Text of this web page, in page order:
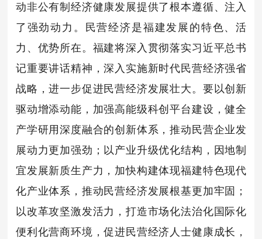
动非公有制经济健康发展提供了根本遵循、注入
了强劲动力。民营经济是福建发展的特色、活
力、优势所在。福建将深入贯彻落实习近平总书
记重要讲话精神，深入实施新时代民营经济强省
战略，进一步促进民营经济发展壮大。要以创新
驱动增添动能，加强高能级科创平台建设，健全
产学研用深度融合的创新体系，推动民营企业发
展动力更加强劲；以产业升级优化结构，因地制
宜发展新质生产力，加快构建体现福建特色现代
化产业体系，推动民营经济发展根基更加牢固；
以改革攻坚激发活力，打造市场化法治化国际化
便利化营商环境，促进民营经济人士健康成长，